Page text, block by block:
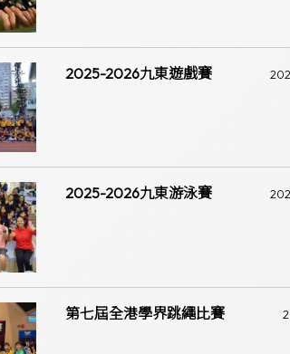
2025-2026九東遊戲賽
2025-2026九東游泳賽
第七屆全港學界跳繩比賽